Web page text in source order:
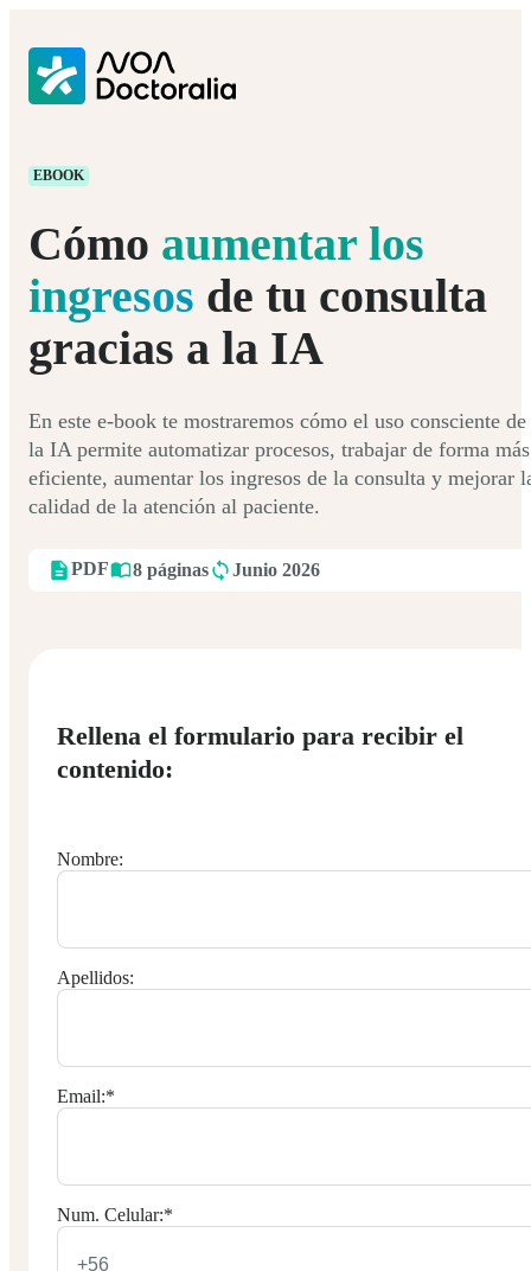
EBOOK
Cómo aumentar los
ingresos de tu consulta
gracias a la IA
En este e-book te mostraremos cómo el uso consciente de
la IA permite automatizar procesos, trabajar de forma más
eficiente, aumentar los ingresos de la consulta y mejorar
calidad de la atención al paciente.
PDF 8 páginas Junio 2026
Rellena el formulario para recibir el
contenido:
Nombre:
Apellidos:
Email:*
Num. Celular:*